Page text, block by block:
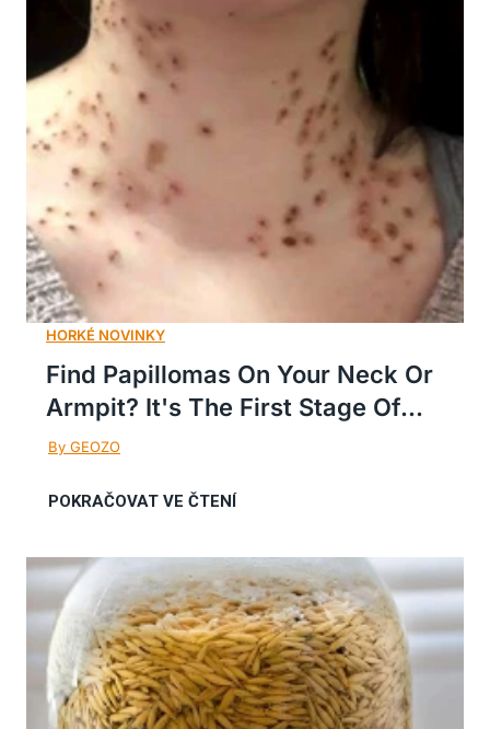
Find Papillomas On Your Neck Or
Armpit? It's The First Stage Of...